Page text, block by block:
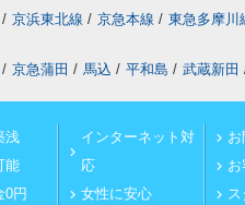
/ 京浜東北線 / 京急本線 / 東急多摩川
/ 京急蒲田 / 馬込 / 平和島 / 武蔵新田
浅
能
0円
インターネット対
応
女性に安心
ス